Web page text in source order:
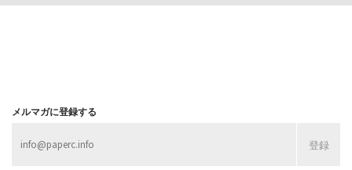
メルマガに登録する